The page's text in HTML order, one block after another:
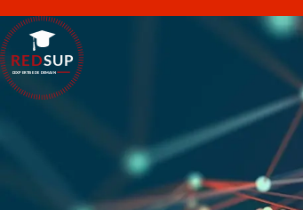
L'EXPERTISE DE DEMAIN
SUP
RED